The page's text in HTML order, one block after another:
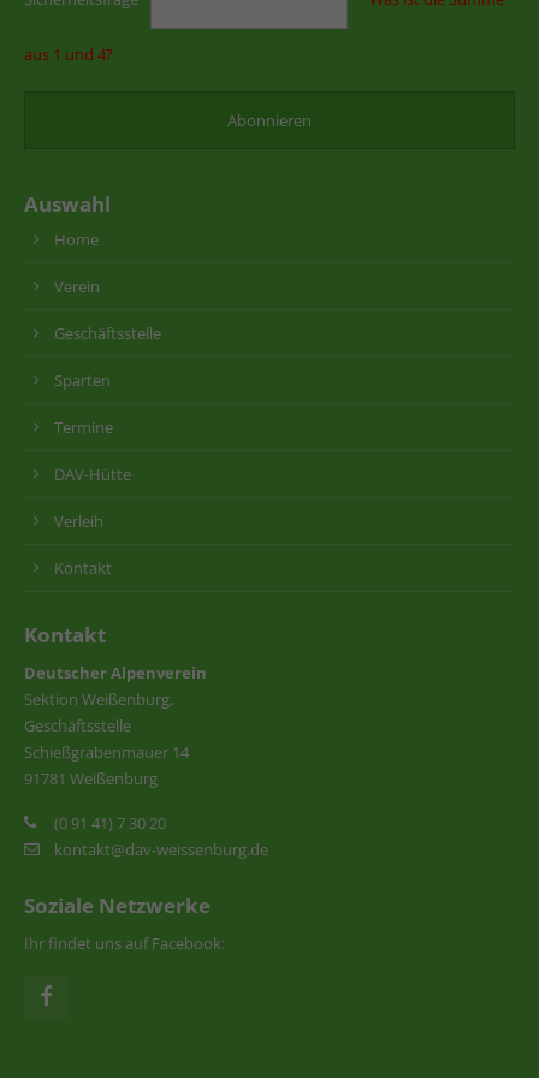
aus 1 und 4?
Auswahl
Home
Verein
Geschäftsstelle
Sparten
Termine
DAV-Hütte
Verleih
Kontakt
Kontakt
Deutscher Alpenverein
Sektion Weißenburg,
Geschäftsstelle
Schießgrabenmauer 14
91781 Weißenburg
(0 91 41) 7 30 20
kontakt@dav-weissenburg.de
Soziale Netzwerke
Ihr findet uns auf Facebook: